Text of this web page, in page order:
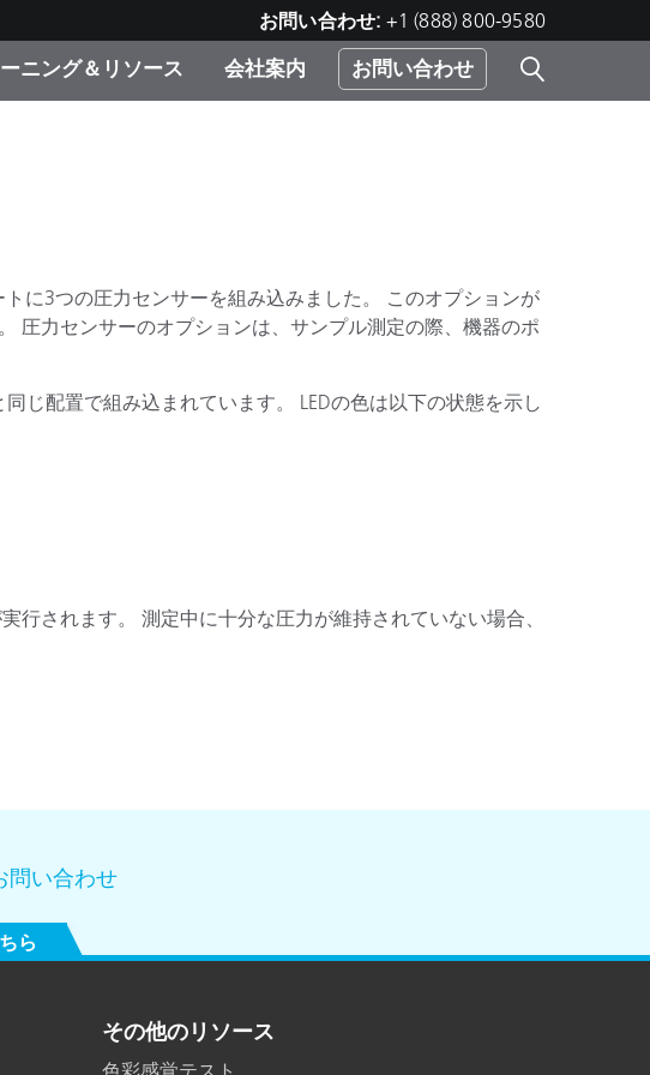
お問い合わせ: +1 (888) 800-9580
パッケージ
ーニング＆リソース
製品も含む）
会社案内 お問い合わせ
に3つの圧力センサーを組み込みました。 このオプションが
圧力センサーのオプションは、サンプル測定の際、機器のポ
じ配置で組み込まれています。 LEDの色は以下の状態を示し
行されます。 測定中に十分な圧力が維持されていない場合、
問い合わせ
ら
その他のリソース
色彩感覚テスト